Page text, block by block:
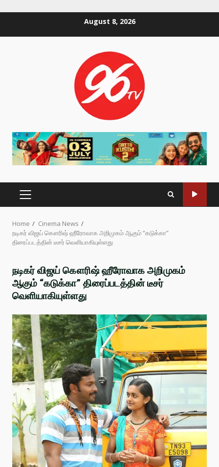
August 8, 2026
PRIMARY
MENU
Home
Cinema News
நடிகர் விஜய் கௌரிஷ் ஹீரோவாக அறிமுகம் ஆகும் “கடுக்கா”
திரைப்படத்தின் டீசர் வெளியாகியுள்ளது
நடிகர் விஜய் கௌரிஷ் ஹீரோவாக அறிமுகம்
ஆகும் “கடுக்கா” திரைப்படத்தின் டீசர்
வெளியாகியுள்ளது